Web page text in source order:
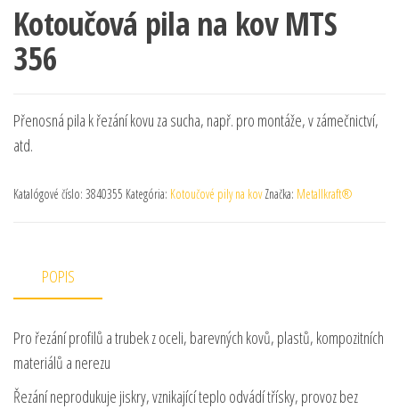
Kotoučová pila na kov MTS
356
Přenosná pila k řezání kovu za sucha, např. pro montáže, v zámečnictví,
atd.
Katalógové číslo: 3840355 Kategória: Kotoučové pily na kov Značka: Metallkraft®
POPIS
Pro řezání profilů a trubek z oceli, barevných kovů, plastů, kompozitních
materiálů a nerezu
Řezání neprodukuje jiskry, vznikající teplo odvádí třísky, provoz bez